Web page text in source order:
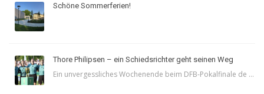
Schöne Sommerferien!
Thore Philipsen – ein Schiedsrichter geht seinen Weg
Ein unvergessliches Wochenende beim DFB-Pokalfinale de ...